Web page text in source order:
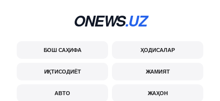
ONEWS.UZ
БОШ САҲИФА ҲОДИСАЛАР
ИҚТИСОДИЁТ ЖАМИЯТ
АВТО ЖАҲОН